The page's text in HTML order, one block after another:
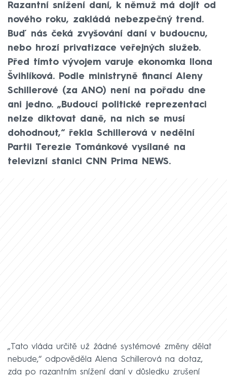
Razantní snížení daní, k němuž má dojít od
nového roku, zakládá nebezpečný trend.
Buď nás čeká zvyšování daní v budoucnu,
nebo hrozí privatizace veřejných služeb.
Před tímto vývojem varuje ekonomka Ilona
Švihlíková. Podle ministryně financí Aleny
Schillerové (za ANO) není na pořadu dne
ani jedno. „Budoucí politické reprezentaci
nelze diktovat daně, na nich se musí
dohodnout,“ řekla Schillerová v nedělní
Partii Terezie Tománkové vysílané na
televizní stanici CNN Prima NEWS.
„Tato vláda určitě už žádné systémové změny dělat
nebude,“ odpověděla Alena Schillerová na dotaz,
zda po razantním snížení daní v důsledku zrušení